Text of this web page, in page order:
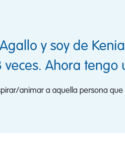
y soy de
Ahora tengo
animar a aquella persona